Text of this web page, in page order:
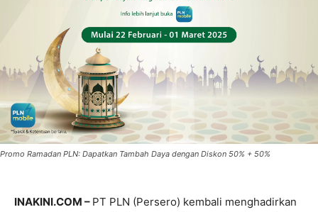
Promo Ramadan PLN: Dapatkan Tambah Daya dengan Diskon 50% + 50%
INAKINI.COM – PT PLN (Persero) kembali menghadirkan